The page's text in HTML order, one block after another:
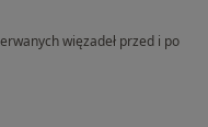
więzadeł przed i po